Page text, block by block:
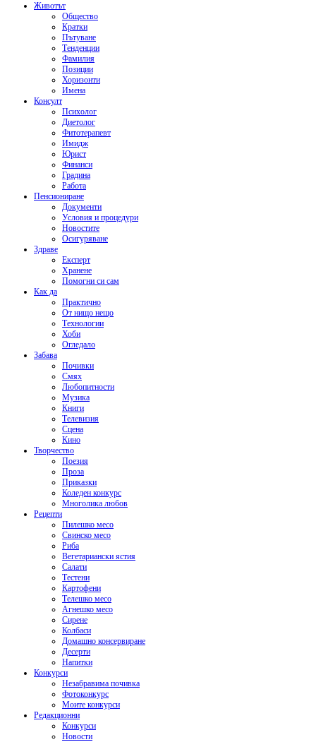
Животът
Общество
Кратки
Пътуване
Тенденции
Фамилия
Позиции
Хоризонти
Имена
Консулт
Психолог
Диетолог
Фитотерапевт
Имидж
Юрист
Финанси
Градина
Работа
Пенсиониране
Документи
Условия и процедури
Новостите
Осигуряване
Здраве
Експерт
Хранене
Помогни си сам
Как да
Практично
От нищо нещо
Технологии
Хоби
Огледало
Забава
Почивки
Смях
Любопитности
Музика
Книги
Телевизия
Сцена
Кино
Творчество
Поезия
Проза
Приказки
Коледен конкурс
Многолика любов
Рецепти
Пилешко месо
Свинско месо
Риба
Вегетариански ястия
Салати
Тестени
Картофени
Телешко месо
Агнешко месо
Сирене
Колбаси
Домашно консервиране
Десерти
Напитки
Конкурси
Незабравима почивка
Фотоконкурс
Моите конкурси
Редакционни
Конкурси
Новости